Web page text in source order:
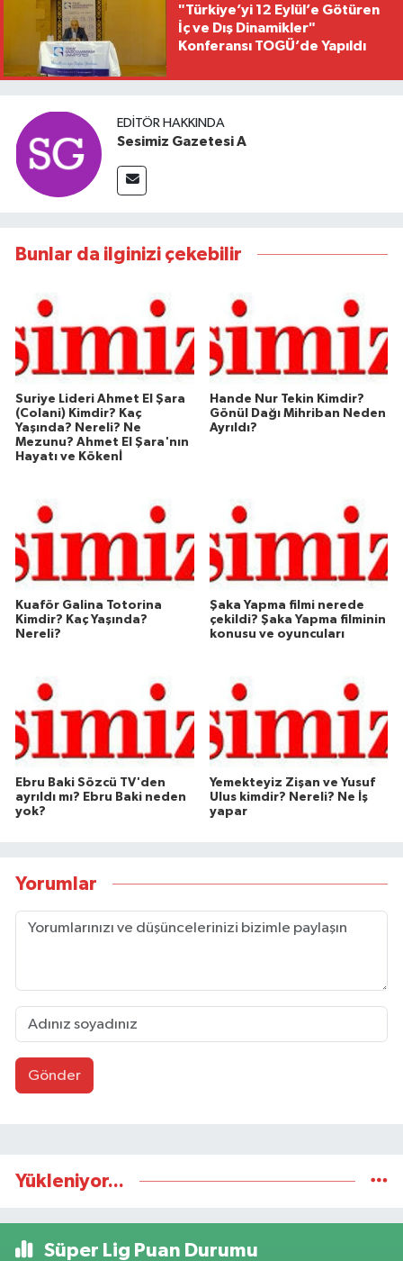
"Türkiye’yi 12 Eylül’e Götüren
İç ve Dış Dinamikler"
Konferansı TOGÜ’de Yapıldı
EDITÖR HAKKINDA
Sesimiz Gazetesi A
Bunlar da ilginizi çekebilir
Suriye Lideri Ahmet El Şara
(Colani) Kimdir? Kaç
Yaşında? Nereli? Ne
Mezunu? Ahmet El Şara'nın
Hayatı ve Kökenİ
Hande Nur Tekin Kimdir?
Gönül Dağı Mihriban Neden
Ayrıldı?
Kuaför Galina Totorina
Kimdir? Kaç Yaşında?
Nereli?
Şaka Yapma filmi nerede
çekildi? Şaka Yapma filminin
konusu ve oyuncuları
Ebru Baki Sözcü TV'den
ayrıldı mı? Ebru Baki neden
yok?
Yemekteyiz Zişan ve Yusuf
Ulus kimdir? Nereli? Ne İş
yapar
Yorumlar
Gönder
Yükleniyor...
Süper Lig Puan Durumu